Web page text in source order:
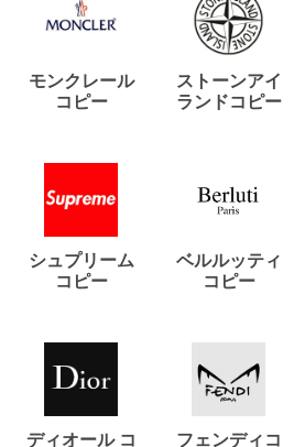
モンクレール
コピー
ストーンアイ
ランドコピー
シュプリーム
コピー
ベルルッティ
コピー
ディオール コ
フェンディコ